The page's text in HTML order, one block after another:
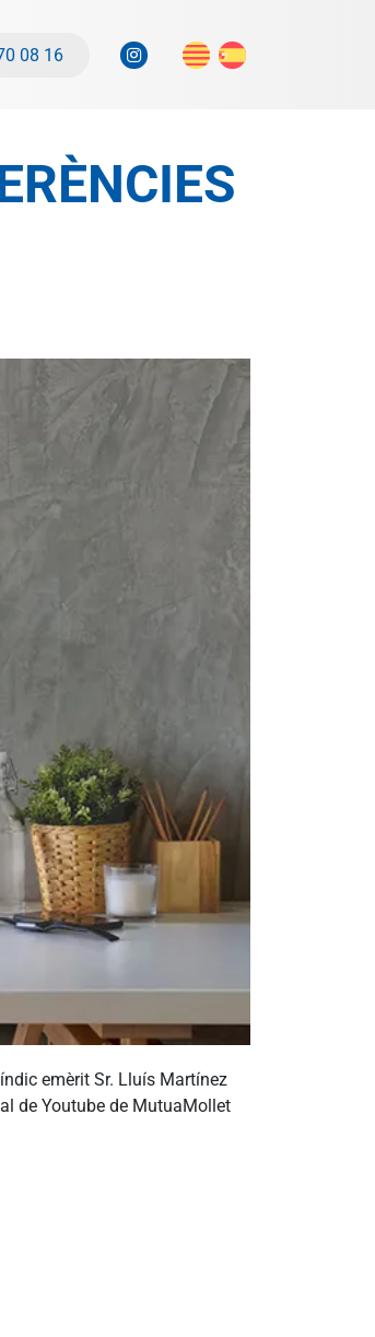
08 16
emèrit Sr. Lluís Martínez
de Youtube de MutuaMollet